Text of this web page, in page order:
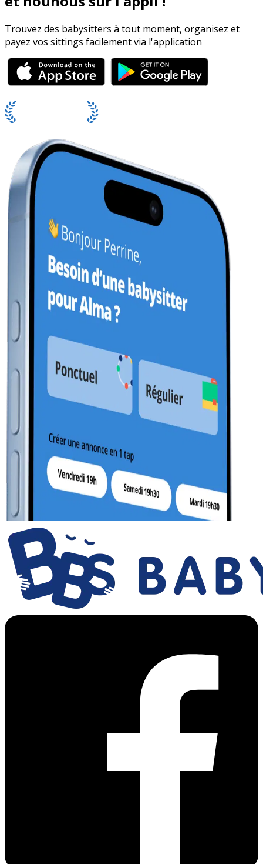
Trouvez des babysitters à tout moment, organisez et
payez vos sittings facilement via l'application